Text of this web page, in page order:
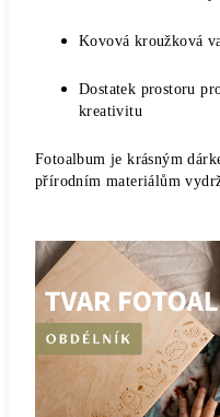
Kovová kroužková
Dostatek prostoru
kreativitu
Fotoalbum je krásným
přírodním materiálům